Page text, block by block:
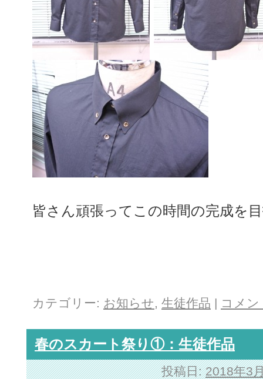
皆さん頑張ってこの時間の完成を
カテゴリー: お知らせ, 生徒作品 | コメ
春のスカート祭り①：生徒作品
投稿日: 2018年3